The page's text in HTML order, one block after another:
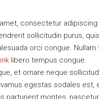
consectetur
sollicitudin purus,
orci congue.
libero tempus congue.
et ornare neque
egestas sodales
parturient montes,